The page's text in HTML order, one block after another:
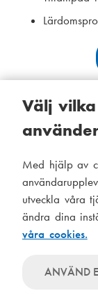
Välj
Med hjälp av
utveckla våra
ändra dina
våra cookies.
ANVÄND
S
d